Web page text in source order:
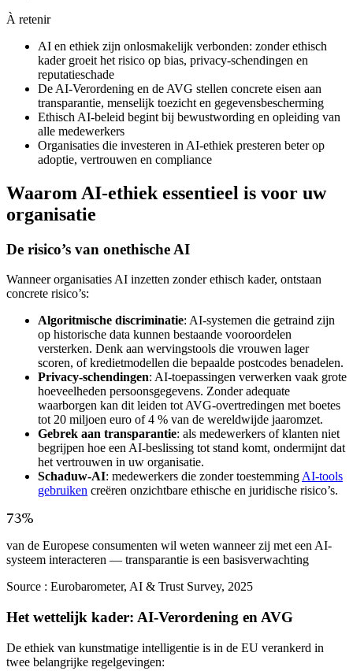
À retenir
AI en ethiek zijn onlosmakelijk verbonden: zonder ethisch
kader groeit het risico op bias, privacy-schendingen en
reputatieschade
De AI-Verordening en de AVG stellen concrete eisen aan
transparantie, menselijk toezicht en gegevensbescherming
Ethisch AI-beleid begint bij bewustwording en opleiding van
alle medewerkers
Organisaties die investeren in AI-ethiek presteren beter op
adoptie, vertrouwen en compliance
Waarom AI-ethiek essentieel is voor uw
organisatie
De risico’s van onethische AI
Wanneer organisaties AI inzetten zonder ethisch kader, ontstaan
concrete risico’s:
Algoritmische discriminatie: AI-systemen die getraind zijn
op historische data kunnen bestaande vooroordelen
versterken. Denk aan wervingstools die vrouwen lager
scoren, of kredietmodellen die bepaalde postcodes benadelen.
Privacy-schendingen: AI-toepassingen verwerken vaak grote
hoeveelheden persoonsgegevens. Zonder adequate
waarborgen kan dit leiden tot AVG-overtredingen met boetes
tot 20 miljoen euro of 4 % van de wereldwijde jaaromzet.
Gebrek aan transparantie: als medewerkers of klanten niet
begrijpen hoe een AI-beslissing tot stand komt, ondermijnt dat
het vertrouwen in uw organisatie.
Schaduw-AI: medewerkers die zonder toestemming AI-tools
gebruiken creëren onzichtbare ethische en juridische risico’s.
73%
van de Europese consumenten wil weten wanneer zij met een AI-
systeem interacteren — transparantie is een basisverwachting
Source : Eurobarometer, AI & Trust Survey, 2025
Het wettelijk kader: AI-Verordening en AVG
De ethiek van kunstmatige intelligentie is in de EU verankerd in
twee belangrijke regelgevingen: